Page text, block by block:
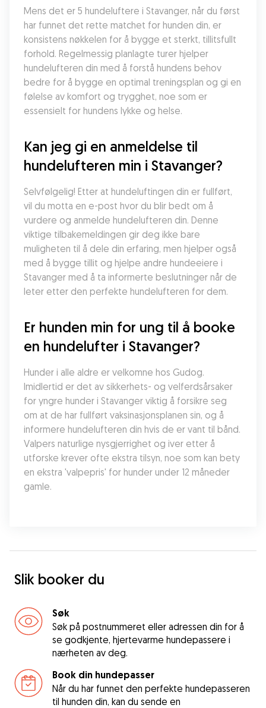
Mens det er 5 hundeluftere i Stavanger, når du først
har funnet det rette matchet for hunden din, er
konsistens nøkkelen for å bygge et sterkt, tillitsfullt
forhold. Regelmessig planlagte turer hjelper
hundelufteren din med å forstå hundens behov
bedre for å bygge en optimal treningsplan og gi en
følelse av komfort og trygghet, noe som er
essensielt for hundens lykke og helse.
Kan jeg gi en anmeldelse til
hundelufteren min i Stavanger?
Selvfølgelig! Etter at hundeluftingen din er fullført,
vil du motta en e-post hvor du blir bedt om å
vurdere og anmelde hundelufteren din. Denne
viktige tilbakemeldingen gir deg ikke bare
muligheten til å dele din erfaring, men hjelper også
med å bygge tillit og hjelpe andre hundeeiere i
Stavanger med å ta informerte beslutninger når de
leter etter den perfekte hundelufteren for dem.
Er hunden min for ung til å booke
en hundelufter i Stavanger?
Hunder i alle aldre er velkomne hos Gudog.
Imidlertid er det av sikkerhets- og velferdsårsaker
for yngre hunder i Stavanger viktig å forsikre seg
om at de har fullført vaksinasjonsplanen sin, og å
informere hundelufteren din hvis de er vant til bånd.
Valpers naturlige nysgjerrighet og iver etter å
utforske krever ofte ekstra tilsyn, noe som kan bety
en ekstra 'valpepris' for hunder under 12 måneder
gamle.
Slik booker du
Søk
Søk på postnummeret eller adressen din for å
se godkjente, hjertevarme hundepassere i
nærheten av deg.
Book din hundepasser
Når du har funnet den perfekte hundepasseren
til hunden din, kan du sende en